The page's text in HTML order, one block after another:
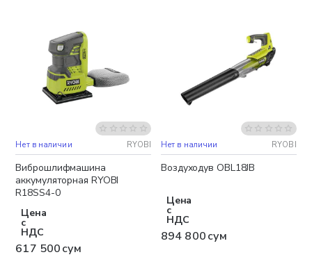
Нет в наличии RYOBI
Виброшлифмашина
аккумуляторная RYOBI
R18SS4-0
Цена
с
НДС
617 500 сум
Нет в наличии RYOBI
Воздуходув OBL18JB
Цена
с
НДС
894 800 сум